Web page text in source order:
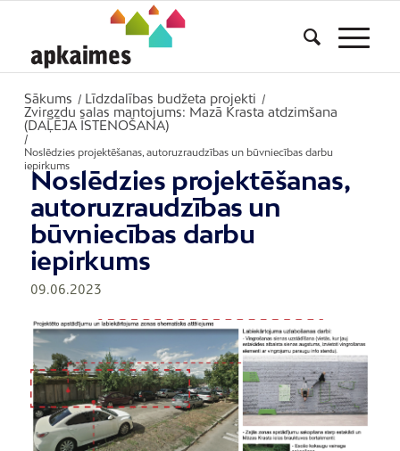
Sākums / Līdzdalības budžeta projekti /
Zvirgzdu salas mantojums: Mazā Krasta atdzimšana
(DAĻĒJA ĪSTENOŠANA)
/
Noslēdzies projektēšanas, autoruzraudzības un būvniecības darbu
iepirkums
Noslēdzies projektēšanas,
autoruzraudzības un
būvniecības darbu
iepirkums
09.06.2023